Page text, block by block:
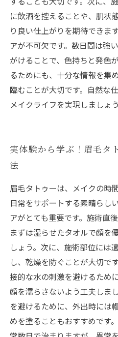
に飲酒を控えることや、肌状
り良い仕上がりを期待できま
アが不可欠です。数日間は強
がけることで、色持ちと発色
るためにも、十分な情報を集
臨むことが大切です。自然な
メイクライフを実現しましょう
実体験から学ぶ！眉毛タ
法
眉毛タトゥーは、メイクの時
日常をサポートする素晴らし
アがとても重要です。施術直
まずは湿らせたタオルで顔を
しょう。次に、施術部位には
し、乾燥を防ぐことが大切で
接的な水の刺激を避けるため
顔を濡らさないよう工夫しま
を避けるために、外出時には
めを塗ることもおすすめです